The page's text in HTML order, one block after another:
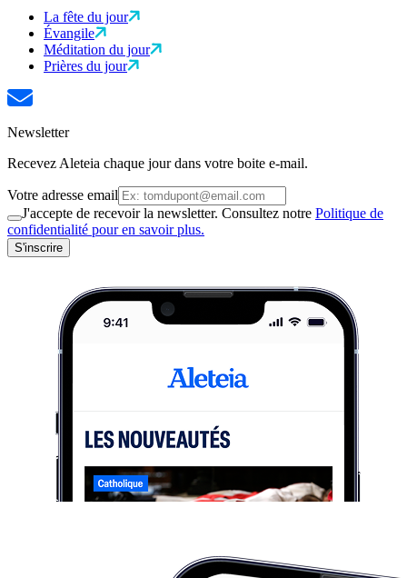
La fête du jour
Évangile
Méditation du jour
Prières du jour
Newsletter
Recevez Aleteia chaque jour dans votre boite e-mail.
Votre adresse email
J'accepte de recevoir la newsletter. Consultez notre Politique de
confidentialité pour en savoir plus.
S'inscrire